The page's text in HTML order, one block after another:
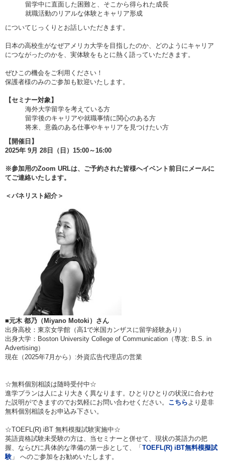
留学中に直面した困難と、そこから得られた成長
就職活動のリアルな体験とキャリア形成
についてじっくりとお話しいただきます。
日本の高校生がなぜアメリカ大学を目指したのか、どのようにキャリア
につながったのかを、実体験をもとに熱く語っていただきます。
ぜひこの機会をご利用ください！
保護者様のみのご参加も歓迎いたします。
【セミナー対象】
海外大学留学を考えている方
留学後のキャリアや就職事情に関心のある方
将来、意義のある仕事やキャリアを見つけたい方
【開催日】
2025年 9月 28日（日）15:00～16:00
※参加用のZoom URLは、ご予約された皆様へイベント前日にメールに
てご連絡いたします。
＜パネリスト紹介＞
■元木 都乃（Miyano Motoki）さん
出身高校：東京女学館（高1で米国カンザスに留学経験あり）
出身大学：Boston University College of Communication（専攻: B.S. in
Advertising）
現在（2025年7月から）:外資広告代理店の営業
☆無料個別相談は随時受付中☆
進学プランは人により大きく異なります。ひとりひとりの状況に合わせ
た説明ができますのでお気軽にお問い合わせください。 こちらより是非
無料個別相談をお申込み下さい。
☆TOEFL(R) iBT 無料模擬試験実施中☆
英語資格試験未受験の方は、当セミナーと併せて、現状の英語力の把
握、ならびに具体的な準備の第一歩として、「 TOEFL(R) iBT無料模擬試
験 」 へのご参加をお勧めいたします。